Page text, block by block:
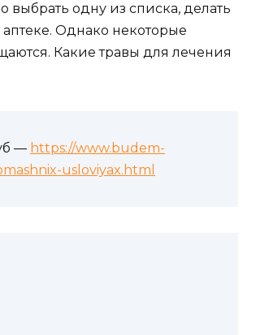
одну из списка, делать
Однако некоторые
Какие травы для лечения
— https://www.budem-
usloviyax.html